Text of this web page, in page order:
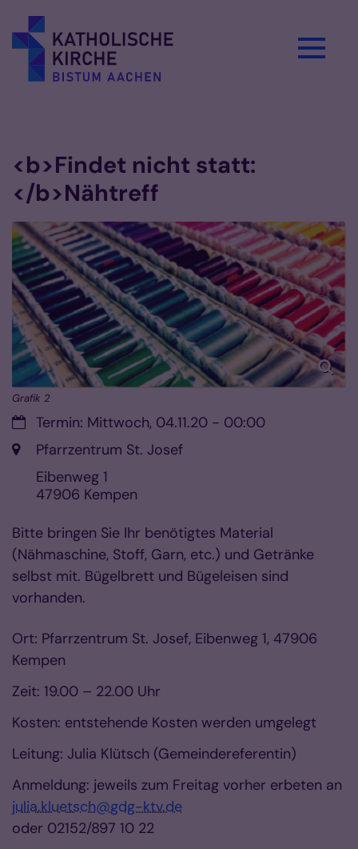
<b>Findet nicht statt:
</b>Nähtreff
Grafik 2
Datum:Termin: Mittwoch, 04.11.20 - 00:00
Ort: Pfarrzentrum St. Josef
Eibenweg 1
47906 Kempen
Bitte bringen Sie Ihr benötigtes Material
(Nähmaschine, Stoff, Garn, etc.) und Getränke
selbst mit. Bügelbrett und Bügeleisen sind
vorhanden.
Ort: Pfarrzentrum St. Josef, Eibenweg 1, 47906
Kempen
Zeit: 19.00 – 22.00 Uhr
Kosten: entstehende Kosten werden umgelegt
Leitung: Julia Klütsch (Gemeindereferentin)
Anmeldung: jeweils zum Freitag vorher erbeten an
julia.kluetsch@gdg-ktv.de
oder 02152/897 10 22